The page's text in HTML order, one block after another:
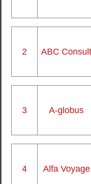
2 ABC Consult
3 A-globus
4 Alfa Voyage